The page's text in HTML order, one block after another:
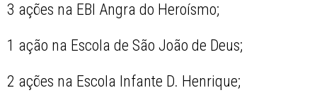
3 ações na EBI Angra do Heroísmo;
1 ação na Escola de São João de Deus;
2 ações na Escola Infante D. Henrique;